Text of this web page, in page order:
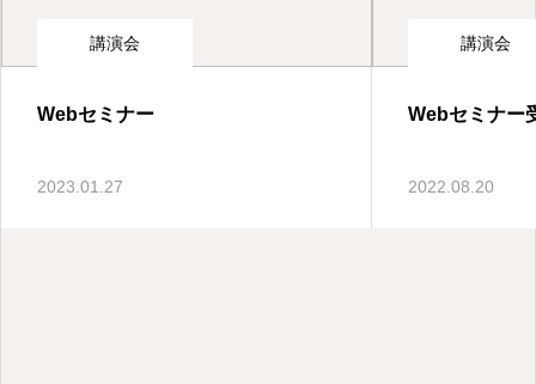
講演会
Webセミナー
2023.01.27
講演会
Webセミナー
2022.08.20